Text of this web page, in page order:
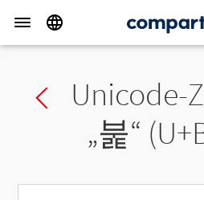
Previous char
Unicode-
„붍“